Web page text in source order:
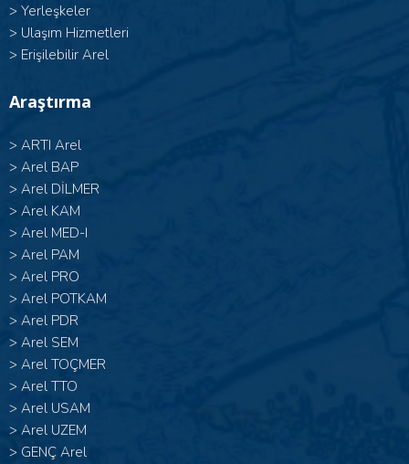
> Yerleşkeler
> Ulaşım Hizmetleri
> Erişilebilir Arel
Araştırma
> ARTI Arel
> Arel BAP
> Arel DİLMER
> Arel KAM
> Arel MED-I
> Arel PAM
> Arel PRO
> Arel POTKAM
> Arel PDR
> Arel SEM
> Arel TOÇMER
> Arel TTO
> Arel USAM
> Arel UZEM
> GENÇ Arel